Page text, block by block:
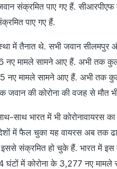
संक्रमित पाए गए हैं.
पाए गए हैं.
में तैनात थे. सभी जवान सीलमपुर
नए मामले सामने आए हैं. अभी तक
नए मामले सामने आए हैं. अभी तक
की कोरोना की वजह से मौत
साथ भारत में भी कोरोनावायरस
में फैल चुका यह वायरस अब तक
संक्रमित हो चुके हैं. भारत में इस
में कोरोना के 3,277 नए मामले